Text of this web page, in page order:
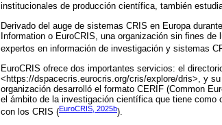
institucionales de producción científica, también
Derivado del auge de sistemas CRIS en Europa
Information o EuroCRIS, una organización sin fines
expertos en información de investigación y sistemas
EuroCRIS ofrece dos importantes servicios: el
<https://dspacecris.eurocris.org/cris/explore/dris>, y
organización desarrolló el formato CERIF (Common
el ámbito de la investigación científica que tiene
con los CRIS (EuroCRIS, 2025b).